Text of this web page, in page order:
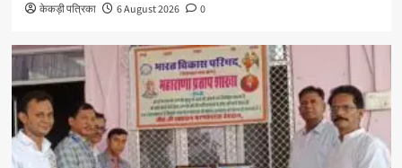
केकड़ी पत्रिका 6 August 2026 0